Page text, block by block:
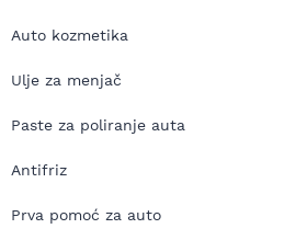
Auto kozmetika
Ulje za menjač
Paste za poliranje auta
Antifriz
Prva pomoć za auto